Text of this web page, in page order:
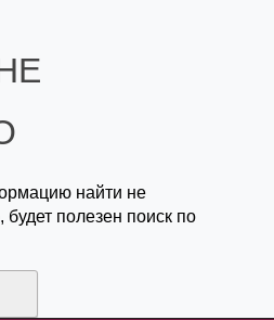
найти не
полезен поиск по